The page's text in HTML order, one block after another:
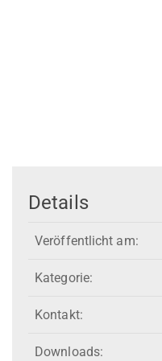
Details
Veröffentlicht am:
Kategorie:
Kontakt:
Downloads: